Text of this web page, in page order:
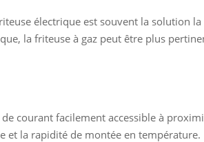
électrique est souvent la solution
la friteuse à gaz peut être plus
courant facilement accessible à
et la rapidité de montée en température.